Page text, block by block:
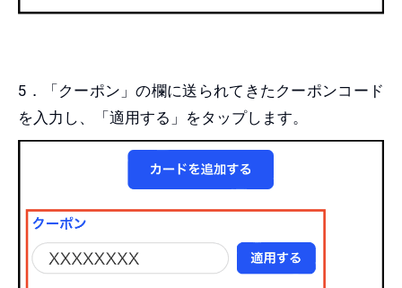
5．「クーポン」の欄に送られてきたクーポンコード
を入力し、「適用する」をタップします。